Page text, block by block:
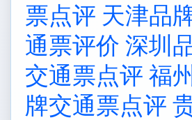
票点评 天津品
通票评价 深圳
交通票点评 福
牌交通票点评